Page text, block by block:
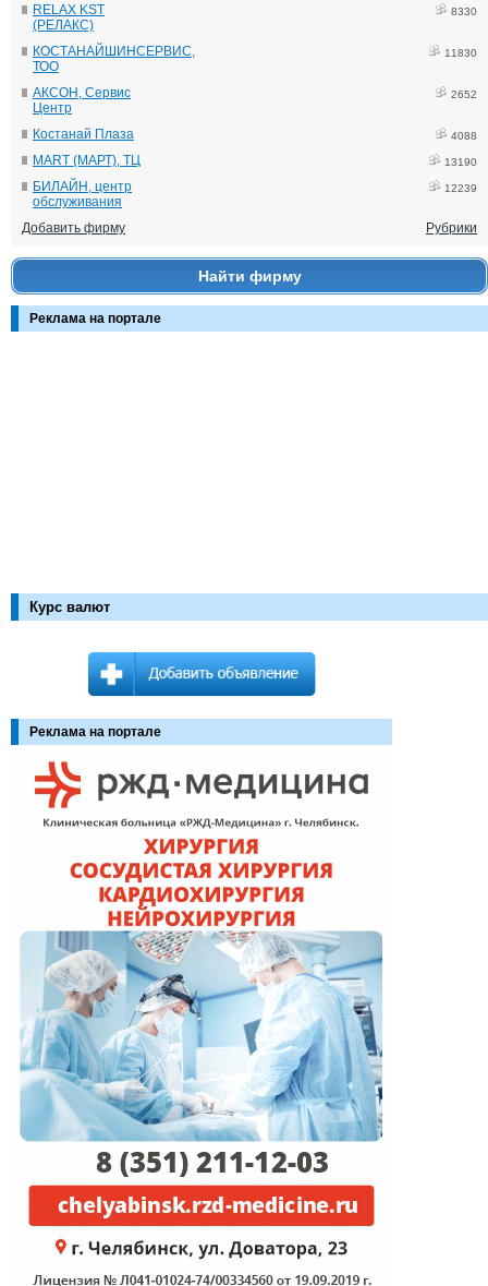
RELAX KST
(РЕЛАКС)
8330
КОСТАНАЙШИНСЕРВИС,
ТОО
11830
АКСОН, Сервис
Центр
2652
Костанай Плаза 4088
MART (МАРТ), ТЦ 13190
БИЛАЙН, центр
обслуживания
12239
Добавить фирму Рубрики
Найти фирму
Реклама на портале
Курс валют
Реклама на портале